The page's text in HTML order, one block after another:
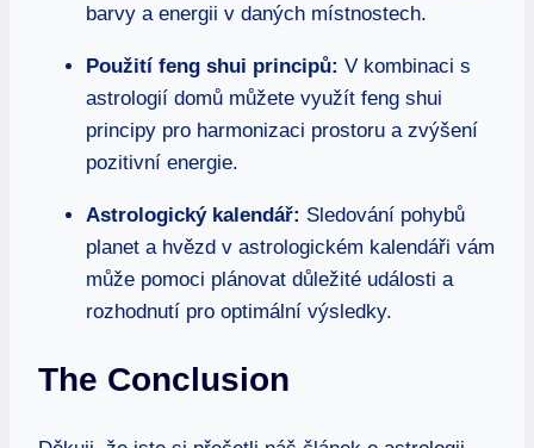
barvy ⁤a energii v daných místnostech.
Použití feng shui principů:⁣ V kombinaci⁢ s
‍astrologií ⁢domů můžete využít feng shui
principy pro harmonizaci prostoru a zvýšení
⁤pozitivní energie.
Astrologický kalendář: Sledování ‌pohybů
planet⁣ a hvězd‍ v astrologickém kalendáři ​vám
‍může⁤ pomoci plánovat důležité ⁤události a⁣
rozhodnutí ⁤pro optimální výsledky.
The‍ Conclusion